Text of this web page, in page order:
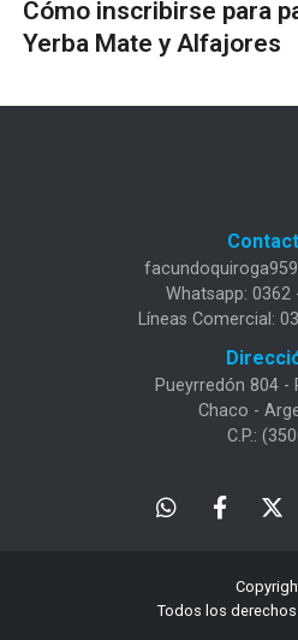
Cómo inscribirse para
Yerba Mate y Alfajores
Whatsapp: 0362
Líneas Comercial:
Pueyrredón 804 -
Chaco -
C.P.:
Todos los